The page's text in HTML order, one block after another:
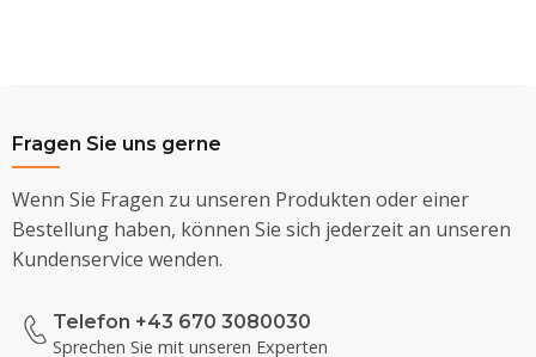
Fragen Sie uns gerne
Wenn Sie Fragen zu unseren Produkten oder einer
Bestellung haben, können Sie sich jederzeit an unseren
Kundenservice wenden.
Telefon +43 670 3080030
Sprechen Sie mit unseren Experten